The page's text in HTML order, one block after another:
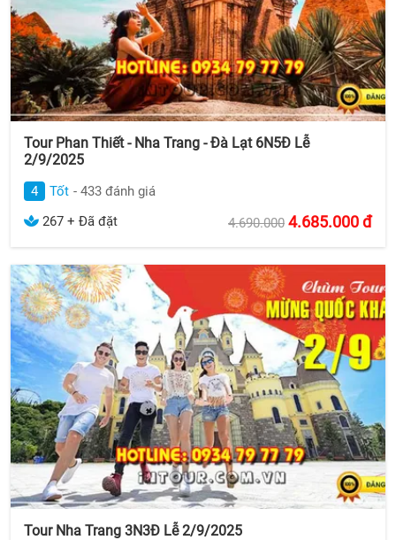
Tour Phan Thiết - Nha Trang - Đà Lạt 6N5Đ Lễ
2/9/2025
4 Tốt - 433 đánh giá
267 + Đã đặt
4.690.000 4.685.000đ
Tour Nha Trang 3N3Đ Lễ 2/9/2025